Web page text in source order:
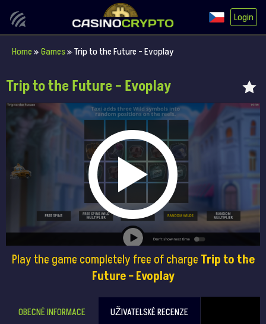
Login
Home»Games»Trip to the Future – Evoplay
Trip to the Future – Evoplay
Play the game completely free of charge Trip to the
Future – Evoplay
OBECNÉ INFORMACE UŽIVATELSKÉ RECENZE